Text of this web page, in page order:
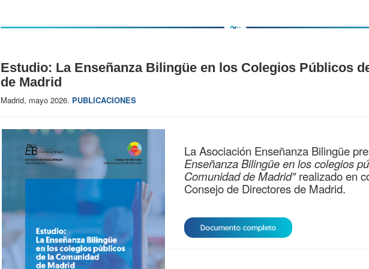
Estudio: La Enseñanza Bilingüe en los Colegios Públicos
de Madrid
Madrid, mayo 2026. PUBLICACIONES
La Asociación Enseñanza Bilingüe
Enseñanza Bilingüe en los colegios
Comunidad de Madrid"realizado en
Consejo de Directores de Madrid.